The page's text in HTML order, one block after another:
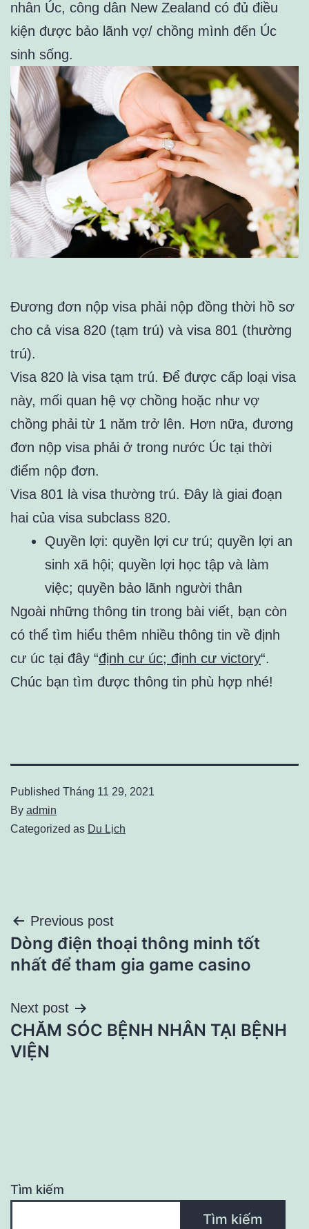
nhân Úc, công dân New Zealand có đủ điều
kiện được bảo lãnh vợ/ chồng mình đến Úc
sinh sống.
Đương đơn nộp visa phải nộp đồng thời hồ sơ
cho cả visa 820 (tạm trú) và visa 801 (thường
trú).
Visa 820 là visa tạm trú. Để được cấp loại visa
này, mối quan hệ vợ chồng hoặc như vợ
chồng phải từ 1 năm trở lên. Hơn nữa, đương
đơn nộp visa phải ở trong nước Úc tại thời
điểm nộp đơn.
Visa 801 là visa thường trú. Đây là giai đoạn
hai của visa subclass 820.
Quyền lợi: quyền lợi cư trú; quyền lợi an
sinh xã hội; quyền lợi học tập và làm
việc; quyền bảo lãnh người thân
Ngoài những thông tin trong bài viết, bạn còn
có thể tìm hiểu thêm nhiều thông tin về định
cư úc tại đây “định cư úc; định cư victory“.
Chúc bạn tìm được thông tin phù hợp nhé!
Published Tháng 11 29, 2021
By admin
Categorized as Du Lịch
Điều
hướng
viết
Previous post
Dòng điện thoại thông minh tốt
nhất để tham gia game casino
Next post
CHĂM SÓC BỆNH NHÂN TẠI BỆNH
VIỆN
Tìm kiếm
Tìm kiếm